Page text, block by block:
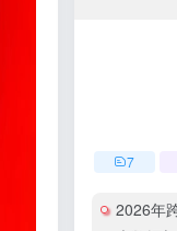
7
2026年跨境出海